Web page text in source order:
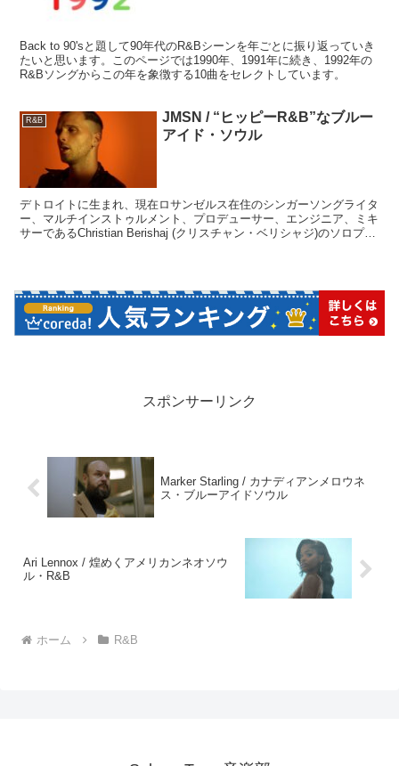
Back to 90'sと題して90年代のR&Bシーンを年ごとに振り返っていき
たいと思います。このページでは1990年、1991年に続き、1992年の
R&Bソングからこの年を象徴する10曲をセレクトしています。
R&B
JMSN / “ヒッピーR&B”なブルー
アイド・ソウル
デトロイトに生まれ、現在ロサンゼルス在住のシンガーソングライタ
ー、マルチインストゥルメント、プロデューサー、エンジニア、ミキ
サーであるChristian Berishaj (クリスチャン・ベリシャジ)のソロプロ
スポンサーリンク
Marker Starling / カナディアンメロウネ
ス・ブルーアイドソウル
Ari Lennox / 煌めくアメリカンネオソウ
ル・R&B
ホーム R&B